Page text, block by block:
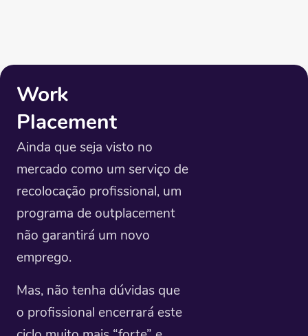
Work
Placement
Ainda que seja visto no
mercado como um serviço de
recolocação profissional, um
programa de outplacement
não garantirá um novo
emprego.
Mas, não tenha dúvidas que
o profissional encerrará este